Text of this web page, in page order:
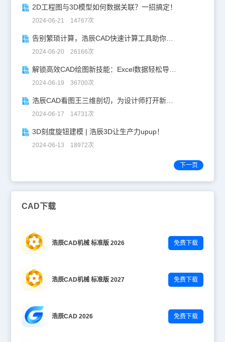
2D工程图与3D模型如何数据关联？一招搞定！
2024-06-21 14767次
告别繁琐计算，浩辰CAD快速计算工具助你一臂之力！
2024-06-20 26166次
解锁高效CAD绘图新技能：Excel数据轻松导入CAD
2024-06-19 36700次
浩辰CAD看图王三维剖切，为设计师打开新世界的大门！
2024-06-17 14731次
3D刻度旋钮建模 | 浩辰3D让生产力upup！
2024-06-13 18972次
下一页
CAD下载
浩辰CAD机械 标准版 2026 免费下载
浩辰CAD机械 标准版 2027 免费下载
浩辰CAD 2026 免费下载